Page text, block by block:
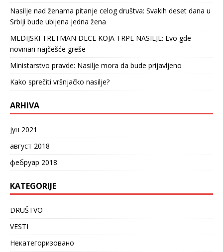
Nasilje nad ženama pitanje celog društva: Svakih deset dana u
Srbiji bude ubijena jedna žena
MEDIJSKI TRETMAN DECE KOJA TRPE NASILJE: Evo gde
novinari najčešće greše
Ministarstvo pravde: Nasilje mora da bude prijavljeno
Kako sprečiti vršnjačko nasilje?
ARHIVA
јун 2021
август 2018
фебруар 2018
KATEGORIJE
DRUŠTVO
VESTI
Некатегоризовано